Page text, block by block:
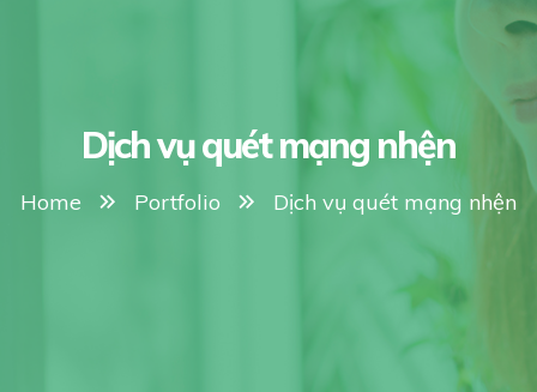
Dịch vụ quét mạng nhện
Home Portfolio Dịch vụ quét mạng nhện